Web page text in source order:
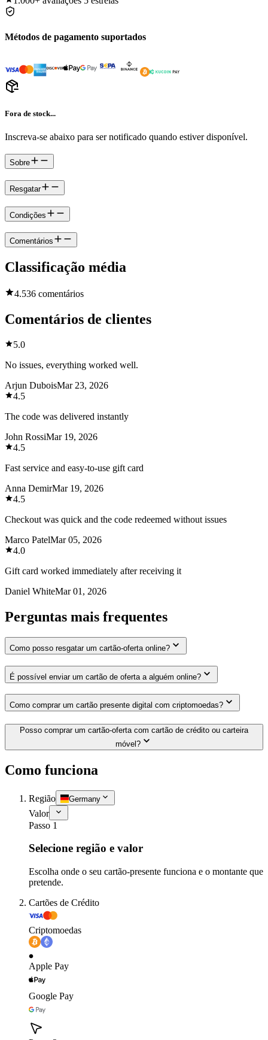
Métodos de pagamento suportados
Fora de stock...
Inscreva-se abaixo para ser notificado quando estiver disponível.
Sobre
Resgatar
Condições
Comentários
Classificação média
4.536 comentários
Comentários de clientes
5.0
No issues, everything worked well.
Arjun DuboisMar 23, 2026
4.5
The code was delivered instantly
John RossiMar 19, 2026
4.5
Fast service and easy-to-use gift card
Anna DemirMar 19, 2026
4.5
Checkout was quick and the code redeemed without issues
Marco PatelMar 05, 2026
4.0
Gift card worked immediately after receiving it
Daniel WhiteMar 01, 2026
Perguntas mais frequentes
Como posso resgatar um cartão-oferta online?
É possível enviar um cartão de oferta a alguém online?
Como comprar um cartão presente digital com criptomoedas?
Posso comprar um cartão-oferta com cartão de crédito ou carteira
móvel?
Como funciona
Região Germany
Valor
Passo 1
Selecione região e valor
Escolha onde o seu cartão-presente funciona e o montante que
pretende.
Cartões de Crédito
Criptomoedas
Apple Pay
Google Pay